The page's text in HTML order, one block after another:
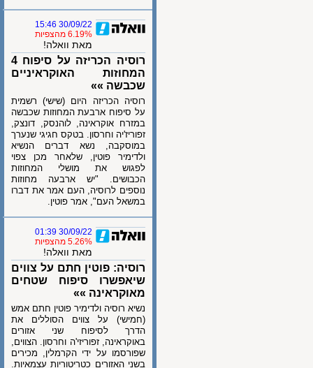
30/09/22 15:46
6.19% מהצפיות
מאת וואלה!
רוסיה הכריזה על סיפוח 4
המחוזות האוקראיניים
שכבשה »»
רוסיה הכריזה היום (שישי) רשמית
על סיפוח ארבעת המחוזות שכבשה
במזרח אוקראינה, לוהנסק, דונצק,
זפוריז'יה וחרסון. בטקס חגיגי שנערך
במוסקבה, נשא דברים הנשיא
ולדימיר פוטין, שלאחר מכן צפוי
לפגוש את מושלי המחוזות
הכבושים. "יש ארבעה מחוזות
נוספים לרוסיה, העם אמר את דברו
במשאל העם", אמר פוטין.
30/09/22 01:39
5.26% מהצפיות
מאת וואלה!
רוסיה: פוטין חתם על צווים
שיאפשרו סיפוח שטחים
מאוקראינה »»
נשיא רוסיה ולדימיר פוטין חתם אמש
(חמישי) על צווים הסוללים את
הדרך לסיפוח שני אזורים
באוקראינה, זפוריזי'ה וחרסון. הצווים,
שפורסמו על ידי הקרמלין, מכירים
בשני האזורים כטריטוריות עצמאיות.